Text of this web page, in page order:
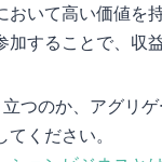
いて高い価値を
することで、収
つのか、アグリ
ください。